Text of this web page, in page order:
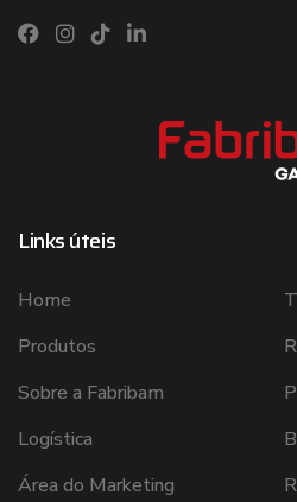
Links úteis
Home
Produtos
Sobre a Fabribam
Logística
Área do Marketing